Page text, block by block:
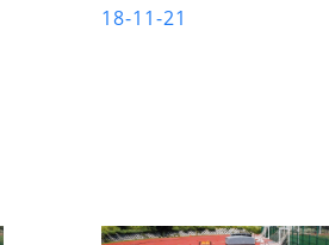
18-11-21